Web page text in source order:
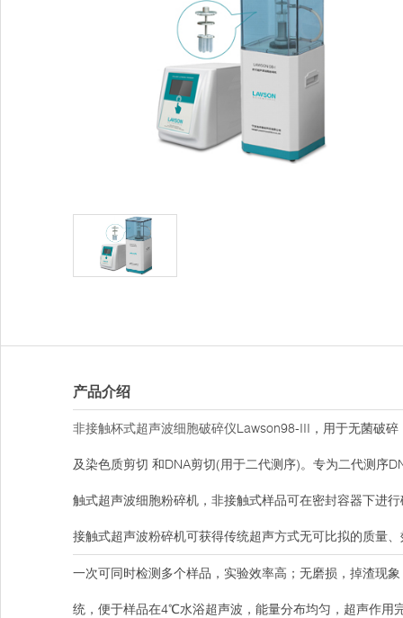
产品介绍
非接触杯式超声波细胞破碎仪Lawson98-III，用于无菌破
及染色质剪切 和DNA剪切(用于二代测序)。专为二代测序
触式超声波细胞粉碎机，非接触式样品可在密封容器下进
接触式超声波粉碎机可获得传统超声方式无可比拟的质量
一次可同时检测多个样品，实验效率高；无磨损，掉渣现
统，便于样品在4℃水浴超声波，能量分布均匀，超声作用